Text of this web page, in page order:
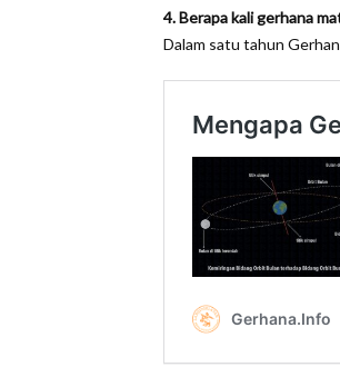
4. Berapa kali gerhana
Dalam satu tahun